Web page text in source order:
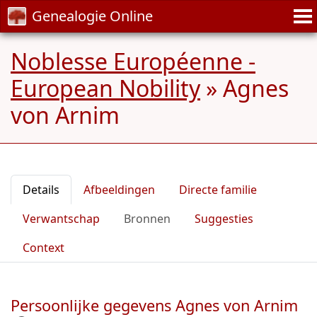
Genealogie Online
Noblesse Européenne -
European Nobility» Agnes
von Arnim
Details Afbeeldingen
Directe familie
Verwantschap
Bronnen
Suggesties
Context
Persoonlijke gegevens Agnes von Arnim